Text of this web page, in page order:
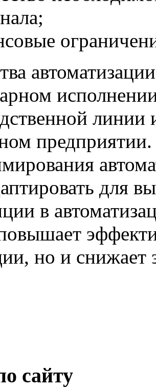
линии
для
в
но и снижает
сайту